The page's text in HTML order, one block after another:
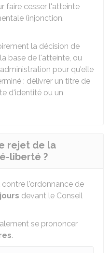
faire cesser l'atteinte
(injonction,
la décision de
base de l'atteinte, ou
pour qu'elle
: délivrer un titre de
d'identité ou un
rejet de la
liberté ?
contre l'ordonnance de
devant le Conseil
se prononcer
.